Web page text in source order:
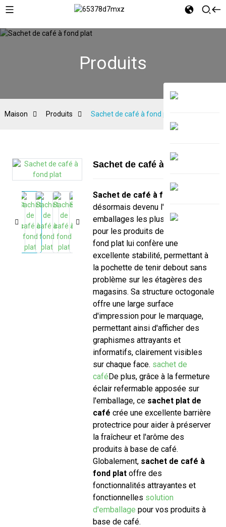
Produits
Maison Produits Sachet de café à fond plat
Sachet de café à fond plat
Sachet de café à fond plat
désormais devenu l'un des
emballages les plus populaires
pour les produits de café. Son
fond plat lui confère une
excellente stabilité, permettant à
la pochette de tenir debout sans
problème sur les étagères des
magasins. Sa structure octogonale
offre une large surface
d'impression pour le marquage,
permettant ainsi d'afficher des
graphismes attrayants et
informatifs, clairement visibles
sur chaque face. sachet de
caféDe plus, grâce à la fermeture
éclair refermable apposée sur
l'emballage, ce sachet plat de
café crée une excellente barrière
protectrice pour aider à préserver
la fraîcheur et l'arôme des
produits à base de café.
Globalement, sachet de café à
fond platoffre des
fonctionnalités attrayantes et
fonctionnelles solution
d'emballage pour vos produits à
base de café.